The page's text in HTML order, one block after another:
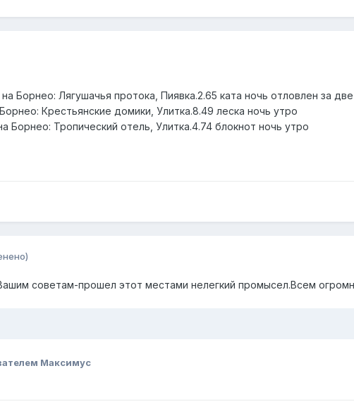
Борнео: Лягушачья протока, Пиявка.2.65 ката ночь отловлен за
Крестьянские домики, Улитка.8.49 леска ночь утро
Борнео: Тропический отель, Улитка.4.74 блокнот ночь утро
советам-прошел этот местами нелегкий промысел.Всем
Максимус